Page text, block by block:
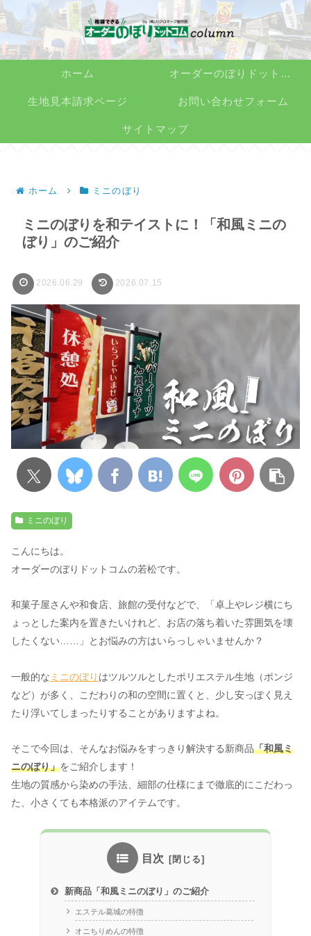
ホーム オーダーのぼりドットコム
生地見本請求ページ お問い合わせフォーム
サイトマップ
ホーム ミニのぼり
ミニのぼりを和テイストに！「和風ミニの
ぼり」のご紹介
2026.06.29 2026.07.15
ミニのぼり
こんにちは。
オーダーのぼりドットコムの若松です。
和菓子屋さんや和食店、旅館の受付などで、「卓上やレジ横にち
ょっとした案内を置きたいけれど、お店の落ち着いた雰囲気を壊
したくない……」とお悩みの方はいらっしゃいませんか？
一般的な ミニのぼり はツルツルとしたポリエステル生地（ポンジ
など）が多く、こだわりの和の空間に置くと、少し安っぽく見え
たり浮いてしまったりすることがありますよね。
そこで今回は、そんなお悩みをすっきり解決する新商品「和風ミ
ニのぼり」をご紹介します！
生地の質感から染めの手法、細部の仕様にまで徹底的にこだわっ
た、小さくても本格派のアイテムです。
目次
新商品「和風ミニのぼり」のご紹介
エステル葛城の特徴
オニちりめんの特徴